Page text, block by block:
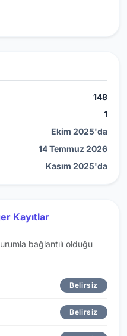
148
1
Ekim 2025'da
14 Temmuz 2026
Kasım 2025'da
Kayıtlar
bağlantılı olduğu
Belirsiz
Belirsiz